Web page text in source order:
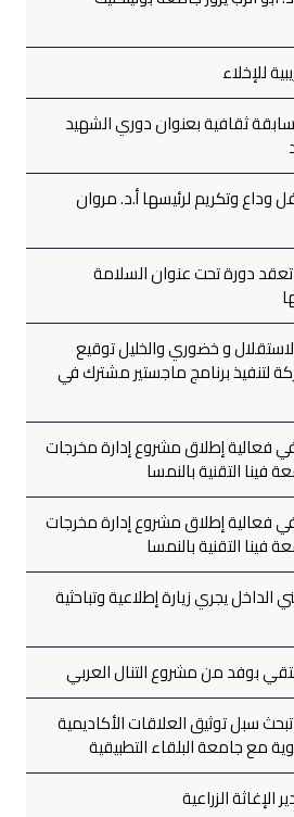
للإخلاء
ثقافية بعنوان دوري الشهيد
وتكريم لرئيسها أ.د. مروان
دورة تحت عنوان السلامة
و خضوري والخليل توقيع
لتنفيذ برنامج ماجستير مشترك في
فعالية إطلاق مشروع إدارة مخرجات
فينا التقنية بالنمسا
فعالية إطلاق مشروع إدارة مخرجات
فينا التقنية بالنمسا
يجري زيارة إطلاعية وتباحثية
بوفد من مشروع التنال العربي
سبل توثيق العلاقات الأكاديمية
مع جامعة البلقاء التطبيقية
الزراعية